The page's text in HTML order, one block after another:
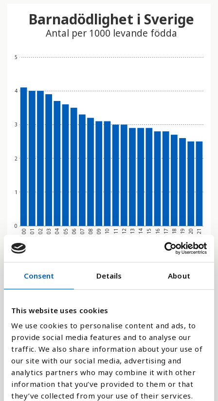
Consent Details About
This website uses cookies
We use cookies to personalise content and ads, to
provide social media features and to analyse our
traffic. We also share information about your use of
our site with our social media, advertising and
analytics partners who may combine it with other
information that you’ve provided to them or that
they’ve collected from your use of their services.
0
1
2
3
4
5
2000 2001 2002 2003 2004 2005 2006 2007 2008 2009 2010 2011 2012 2013 2014 2015 2016 2017 2018 2019 2020 2021
Barnadödlighet i Sverige
Antal per 1000 levande födda
Linje
Jämför med: